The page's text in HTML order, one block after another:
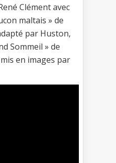
Clément avec
maltais » de
par Huston,
Sommeil » de
en images par